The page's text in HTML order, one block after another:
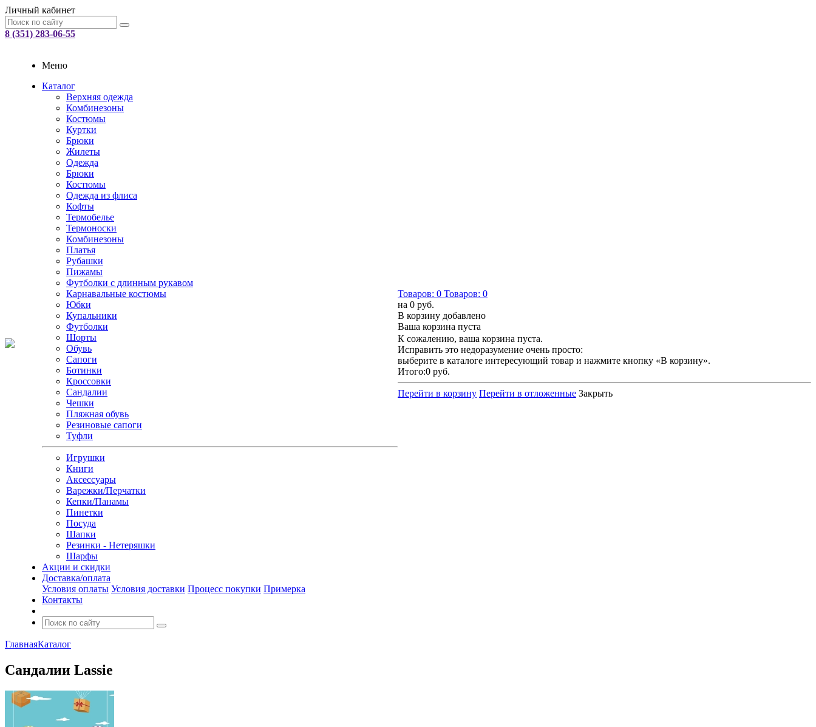
Личный кабинет
8 (351) 283-06-55
Меню
Каталог
Верхняя одежда
Комбинезоны
Костюмы
Куртки
Брюки
Жилеты
Одежда
Брюки
Костюмы
Одежда из флиса
Кофты
Термобелье
Термоноски
Комбинезоны
Платья
Рубашки
Пижамы
Футболки с длинным рукавом
Карнавальные костюмы
Юбки
Купальники
Футболки
Шорты
Обувь
Сапоги
Ботинки
Кроссовки
Сандалии
Чешки
Пляжная обувь
Резиновые сапоги
Туфли
Игрушки
Книги
Аксессуары
Варежки/Перчатки
Кепки/Панамы
Пинетки
Посуда
Шапки
Резинки - Нетеряшки
Шарфы
Акции и скидки
Доставка/оплата
Условия оплаты Условия доставки Процесс покупки Примерка
Контакты
Товаров: 0 Товаров: 0
на 0 руб.
В корзину добавлено
Ваша корзина пуста
К сожалению, ваша корзина пуста.
Исправить это недоразумение очень просто:
выберите в каталоге интересующий товар и нажмите кнопку «В корзину».
Итого:0 руб.
Перейти в корзину Перейти в отложенные Закрыть
ГлавнаяКаталог
Сандалии Lassie